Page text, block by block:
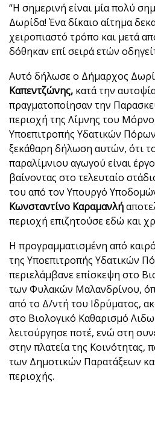
“Η σημερινή είναι μία πολύ
Δωρίδα! Ένα δίκαιο αίτημα
χειροπιαστό τρόπο και μετά
δόθηκαν επί σειρά ετών
Αυτό δήλωσε ο Δήμαρχος
Καπεντζώνης, κατά την
πραγματοποίησαν την
περιοχή της Λίμνης του
Υποεπιτροπής Υδατικών
ξεκάθαρη δήλωση αυτών, ότι
παραλίμνιου αγωγού είναι
βαίνοντας στο τελευταίο
του από τον Υπουργό
Κωνσταντίνο Καραμανλή
περιοχή επιζητούσε εδώ και
Η προγραμματισμένη από
της Υποεπιτροπής Υδατικών
περιελάμβανε επίσκεψη στο
των Φυλακών Μαλανδρίνου,
από το Δ/ντή του Ιδρύματος,
στο Βιολογικό Καθαρισμό
λειτούργησε ποτέ, ενώ στη
στην πλατεία της
των Δημοτικών Παρατάξεων
περιοχής.